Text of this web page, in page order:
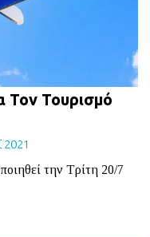
Τον Τουρισμό
2021
την Τρίτη 20/7